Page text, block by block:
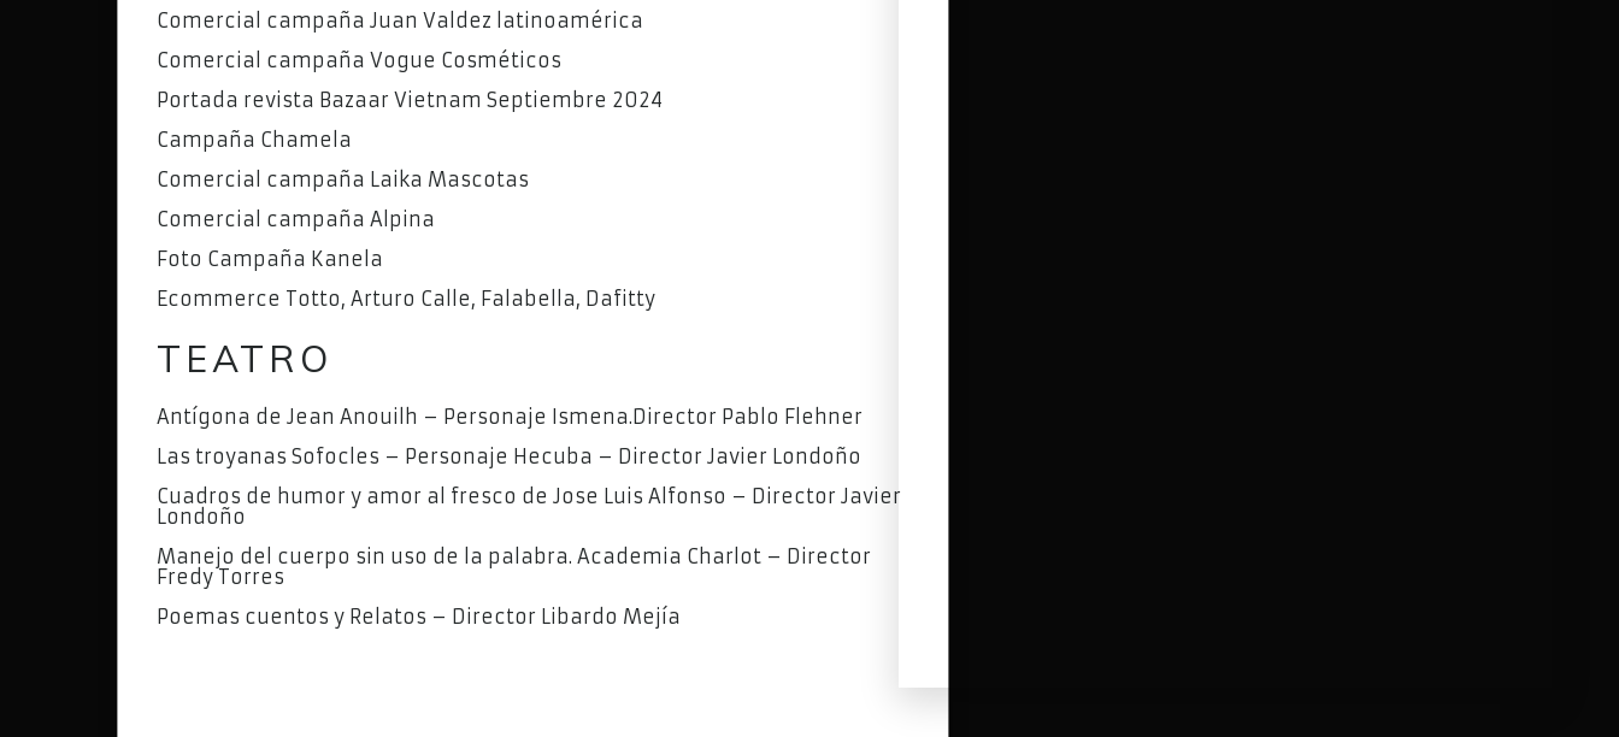
Comercial campaña Juan Valdez latinoamérica
Comercial campaña Vogue Cosméticos
Portada revista Bazaar Vietnam Septiembre 2024
Campaña Chamela
Comercial campaña Laika Mascotas
Comercial campaña Alpina
Foto Campaña Kanela
Ecommerce Totto, Arturo Calle, Falabella, Dafitty
TEATRO
Antígona de Jean Anouilh – Personaje Ismena.Director Pablo Flehner
Las troyanas Sofocles – Personaje Hecuba – Director Javier Londoño
Cuadros de humor y amor al fresco de Jose Luis Alfonso – Director Javier
Londoño
Manejo del cuerpo sin uso de la palabra. Academia Charlot – Director
Fredy Torres
Poemas cuentos y Relatos – Director Libardo Mejía